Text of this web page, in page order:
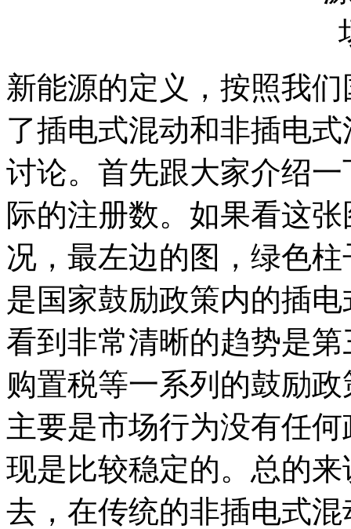
新能源的定义，按照我
了插电式混动和非插电
讨论。首先跟大家介绍
际的注册数。如果看这
况，最左边的图，绿色
是国家鼓励政策内的插
看到非常清晰的趋势是
购置税等一系列的鼓励
主要是市场行为没有任
现是比较稳定的。总的
去，在传统的非插电式